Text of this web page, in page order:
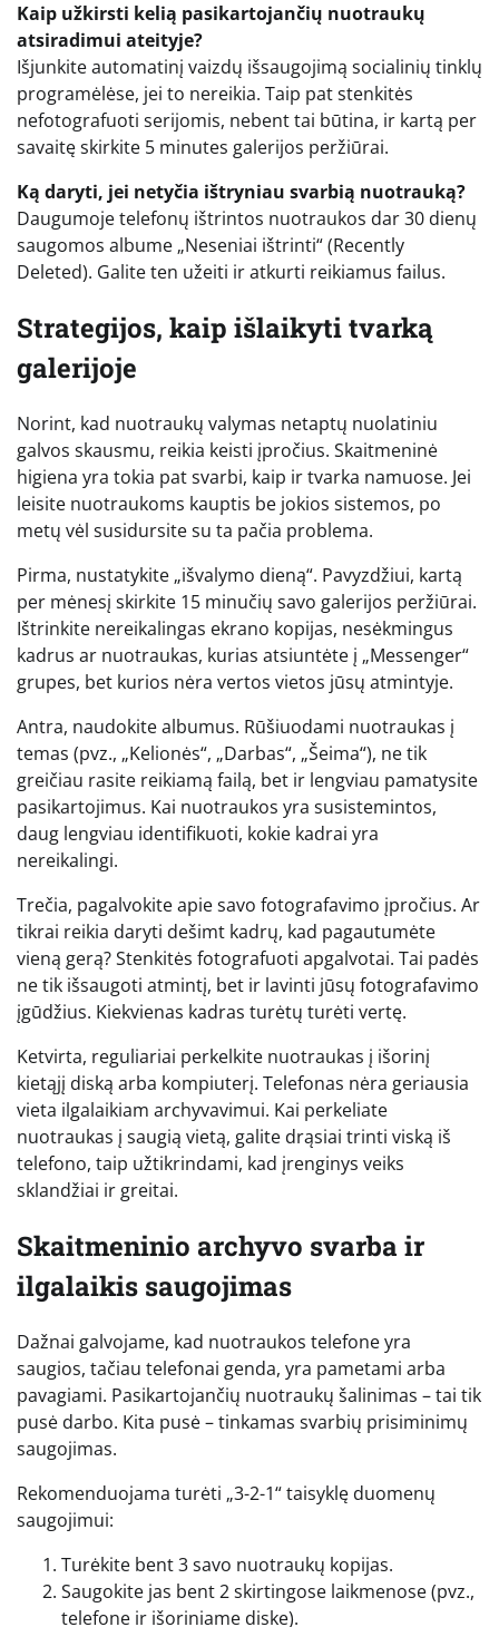
Kaip užkirsti kelią pasikartojančių nuotraukų
atsiradimui ateityje?
Išjunkite automatinį vaizdų išsaugojimą socialinių tinklų
programėlėse, jei to nereikia. Taip pat stenkitės
nefotografuoti serijomis, nebent tai būtina, ir kartą per
savaitę skirkite 5 minutes galerijos peržiūrai.
Ką daryti, jei netyčia ištryniau svarbią nuotrauką?
Daugumoje telefonų ištrintos nuotraukos dar 30 dienų
saugomos albume „Neseniai ištrinti“ (Recently
Deleted). Galite ten užeiti ir atkurti reikiamus failus.
Strategijos, kaip išlaikyti tvarką
galerijoje
Norint, kad nuotraukų valymas netaptų nuolatiniu
galvos skausmu, reikia keisti įpročius. Skaitmeninė
higiena yra tokia pat svarbi, kaip ir tvarka namuose. Jei
leisite nuotraukoms kauptis be jokios sistemos, po
metų vėl susidursite su ta pačia problema.
Pirma, nustatykite „išvalymo dieną“. Pavyzdžiui, kartą
per mėnesį skirkite 15 minučių savo galerijos peržiūrai.
Ištrinkite nereikalingas ekrano kopijas, nesėkmingus
kadrus ar nuotraukas, kurias atsiuntėte į „Messenger“
grupes, bet kurios nėra vertos vietos jūsų atmintyje.
Antra, naudokite albumus. Rūšiuodami nuotraukas į
temas (pvz., „Kelionės“, „Darbas“, „Šeima“), ne tik
greičiau rasite reikiamą failą, bet ir lengviau pamatysite
pasikartojimus. Kai nuotraukos yra susistemintos,
daug lengviau identifikuoti, kokie kadrai yra
nereikalingi.
Trečia, pagalvokite apie savo fotografavimo įpročius. Ar
tikrai reikia daryti dešimt kadrų, kad pagautumėte
vieną gerą? Stenkitės fotografuoti apgalvotai. Tai padės
ne tik išsaugoti atmintį, bet ir lavinti jūsų fotografavimo
įgūdžius. Kiekvienas kadras turėtų turėti vertę.
Ketvirta, reguliariai perkelkite nuotraukas į išorinį
kietąjį diską arba kompiuterį. Telefonas nėra geriausia
vieta ilgalaikiam archyvavimui. Kai perkeliate
nuotraukas į saugią vietą, galite drąsiai trinti viską iš
telefono, taip užtikrindami, kad įrenginys veiks
sklandžiai ir greitai.
Skaitmeninio archyvo svarba ir
ilgalaikis saugojimas
Dažnai galvojame, kad nuotraukos telefone yra
saugios, tačiau telefonai genda, yra pametami arba
pavagiami. Pasikartojančių nuotraukų šalinimas – tai tik
pusė darbo. Kita pusė – tinkamas svarbių prisiminimų
saugojimas.
Rekomenduojama turėti „3-2-1“ taisyklę duomenų
saugojimui:
Turėkite bent 3 savo nuotraukų kopijas.
Saugokite jas bent 2 skirtingose laikmenose (pvz.,
telefone ir išoriniame diske).